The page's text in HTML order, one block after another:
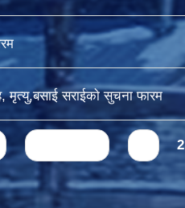
मृत्यु,बसाई सराईकाे सुचना फारम
2